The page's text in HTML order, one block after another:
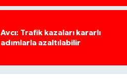
Avcı: Trafik kazaları kararlı
adımlarla azaltılabilir